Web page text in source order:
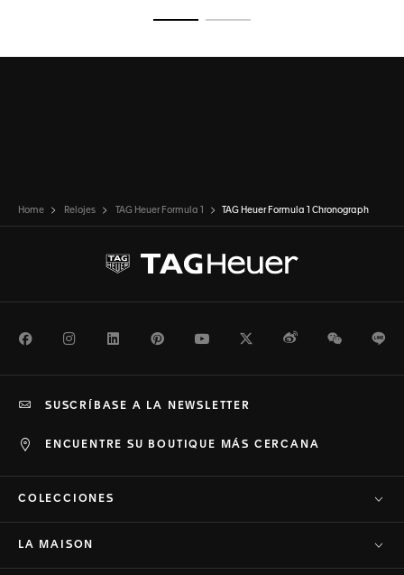
Home Relojes TAG Heuer Formula 1 TAG Heuer Formula 1 Chronograph
FacebookInstagramLinkedInPinterestYoutubeTwitterWeiboWeChat
ENCUENTRE SU BOUTIQUE MÁS CERCANA
SUSCRÍBASE A LA NEWSLETTER
COLECCIONES
LA MAISON